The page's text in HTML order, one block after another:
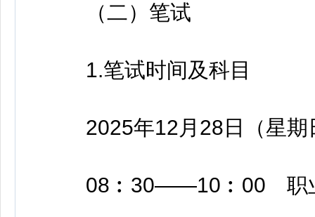
（二）笔试
1.笔试时间及科目
2025年12月28日（星期
08︰30——10︰00 职业